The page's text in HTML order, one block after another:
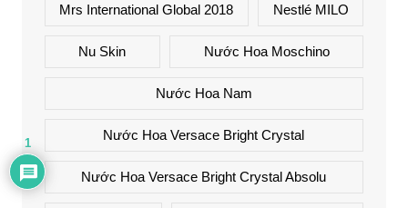
Mrs International Global 2018 Nestlé MILO
Nu Skin Nước Hoa Moschino
Nước Hoa Nam
Nước Hoa Versace Bright Crystal
Nước Hoa Versace Bright Crystal Absolu
1